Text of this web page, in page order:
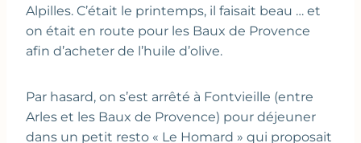
Alpilles. C’était le printemps, il faisait beau … et
on était en route pour les Baux de Provence
afin d’acheter de l’huile d’olive.
Par hasard, on s’est arrêté à Fontvieille (entre
Arles et les Baux de Provence) pour déjeuner
dans un petit resto « Le Homard » qui proposait